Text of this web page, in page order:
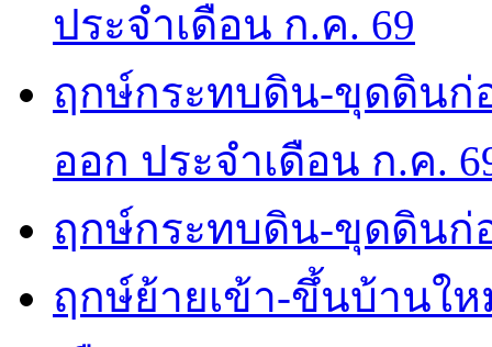
ประจำเดือน ก.ค. 69
ฤกษ์กระทบดิน-ขุดดินก่
ออก ประจำเดือน ก.ค.
ฤกษ์กระทบดิน-ขุดดินก่
ฤกษ์ย้ายเข้า-ขึ้นบ้านใ